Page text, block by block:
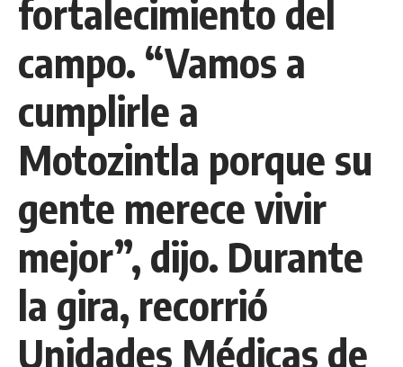
fortalecimiento del
campo. “Vamos a
cumplirle a
Motozintla porque su
gente merece vivir
mejor”, dijo. Durante
la gira, recorrió
Unidades Médicas de